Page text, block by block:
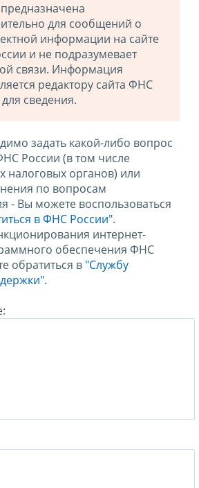
для сообщений о
информации на сайте
и не подразумевает
связи. Информация
редактору сайта ФНС
сведения.
задать какой-либо вопрос
России (в том числе
налоговых органов) или
по вопросам
- Вы можете воспользоваться
в ФНС России".
интернет-
обеспечения ФНС
обратиться в "Службу